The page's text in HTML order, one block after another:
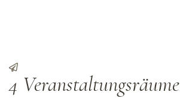
4 Veranstaltungsräume